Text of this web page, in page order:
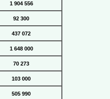
1 904 556
92 300
437 072
1 648 000
70 273
103 000
505 990